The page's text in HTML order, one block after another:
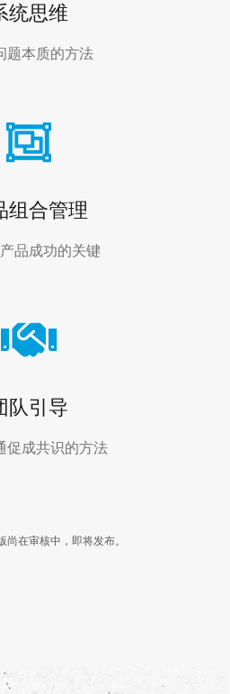
统思维
题本质的方法
组合管理
品成功的关键
队引导
促成共识的方法
尚在审核中，即将发布。